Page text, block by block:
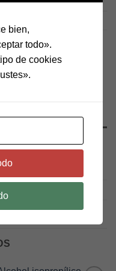
Materia Prima
10 × 10 cm
bien,
todo».
de cookies